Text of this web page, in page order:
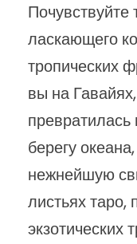
Почувствуйте
ласкающего
тропических
вы на
превратилась
берегу
нежнейшую
листьях